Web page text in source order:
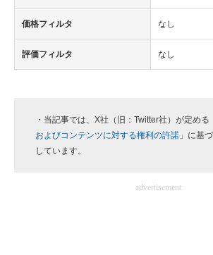
価格フィルタ なし
評価フィルタ なし
・当記事では、X社（旧：Twitter社）が定める
およびコンテンツに対する権利の許諾 」に基
しています。
advertisement